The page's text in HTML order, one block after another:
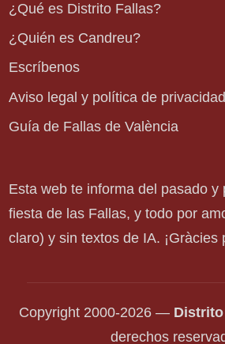
¿Qué es Distrito Fallas?
¿Quién es Candreu?
Escríbenos
Aviso legal y política de privacidad
Guía de Fallas de València
Esta web te informa del pasado y
fiesta de las Fallas, y todo por
claro) y sin textos de IA. ¡Gràcies
Copyright 2000-2026 —
derechos